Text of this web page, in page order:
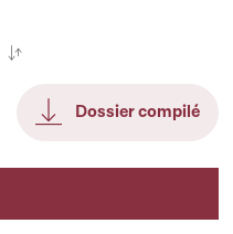
Dossier compilé